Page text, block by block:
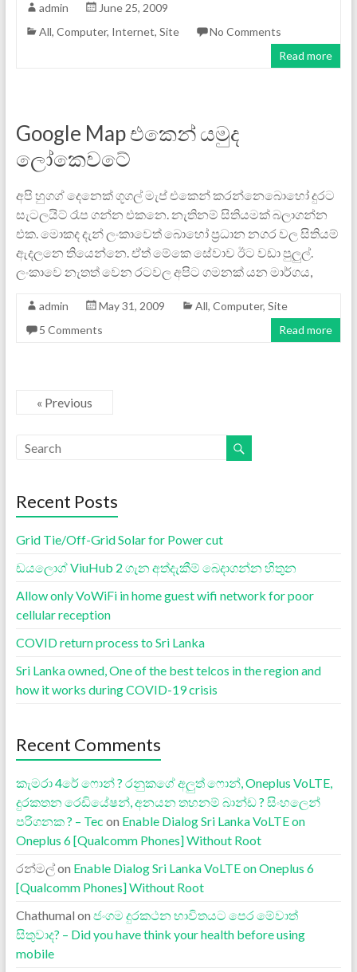
admin
June 25, 2009
All, Computer, Internet, Site
No Comments
Read more
Google Map එකෙන් යමුද
ලෝකෙවටේ
අපි හුගග් දෙනෙක් ගූගල් මැප් ‍එකෙන් කරන්නෙබොහෝ දුරට
සැටලයිට් රෑප ගන්න එ‍කනෙ. නැතිනම් සිතියමක් බලාගන්න
එක. මොකද දැන් ලංකාවෙත් බොහෝ ප්‍රධාන නගර වල සිතියම්
ඇදලනෙ තියෙන්නෙ. ඒත් මේකෙ සේවාව ඊට වඩා පුලුල්.
ලංකාවෙ නැතත් වෙන රටවල අපිට ගමනක් යන මාර්ගය,
admin May 31, 2009 All, Computer, Site
5 Comments
Read more
« Previous
Recent Posts
Grid Tie/Off-Grid Solar for Power cut
ඩයලොග් ViuHub 2 ගැන අත්දැකීම් බෙදාගන්න හිතුන
Allow only VoWiFi in home guest wifi network for poor
cellular reception
COVID return process to Sri Lanka
Sri Lanka owned, One of the best telcos in the region and
how it works during COVID-19 crisis
Recent Comments
කැමරා 4රේ ෆොන් ? රනුකගේ අලුත් ෆොන්, Oneplus VoLTE,
දුරකතන රෙඩියේෂන්, අනයන තහනම් බාන්ඩ ? සිංහලෙන්
පරිගනක ? – Tec on Enable Dialog Sri Lanka VoLTE on
Oneplus 6 [Qualcomm Phones] Without Root
රන්මල්on Enable Dialog Sri Lanka VoLTE on Oneplus 6
[Qualcomm Phones] Without Root
Chathumal on ජංගම දුරකථන භාවිතයට පෙර මේවාත්
සිතුවාද? – Did you have think your health before using
mobile